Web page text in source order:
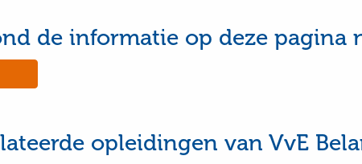
de informatie op deze pagina
this
useful
opleidingen van VvE